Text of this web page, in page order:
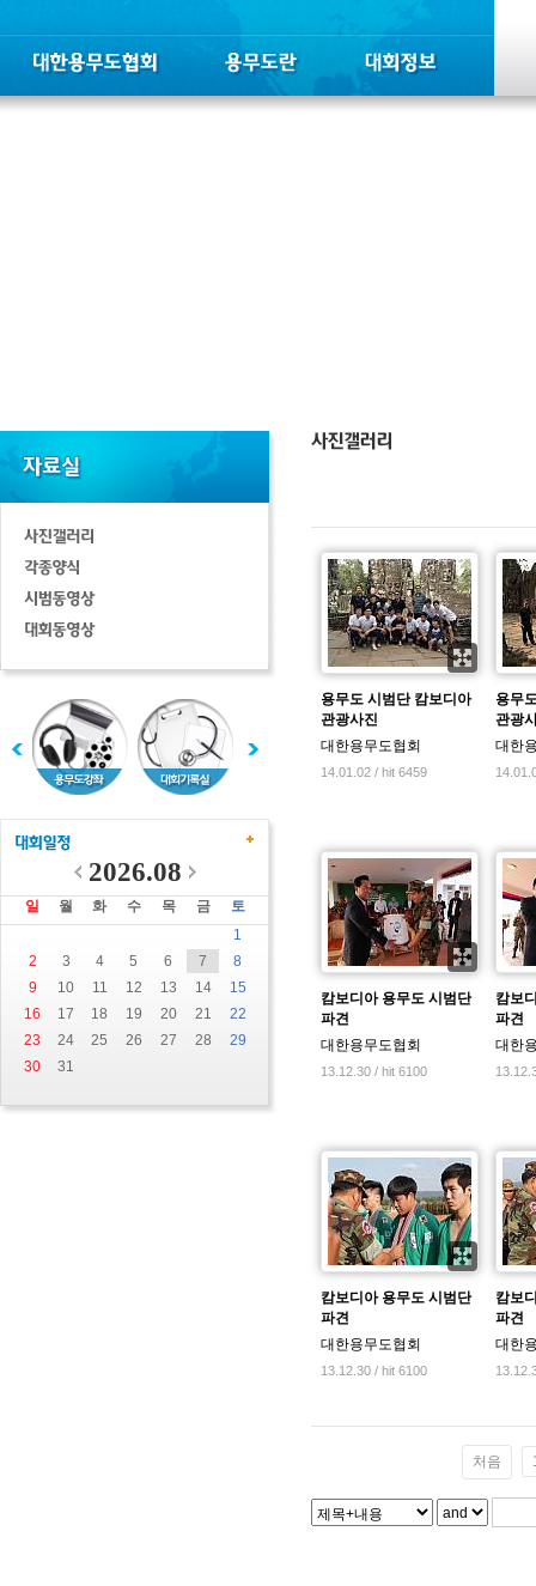
2026.08
일 월 화 수 목 금
토
1
2
3 4 5 6 7
8
9
10 11 12 13 14
15
16
17 18 19 20 21
22
23
24 25 26 27 28
29
30
31
용무도 시범단 캄보디아
관광사진
대한용무도협회
14.01.02 / hit 6459
용무
관광
대한
캄보디아 용무도 시범단
파견
대한용무도협회
13.12.30 / hit 6100
캄보
파견
대한
캄보디아 용무도 시범단
파견
대한용무도협회
13.12.30 / hit 6100
캄보
파견
대한
처음